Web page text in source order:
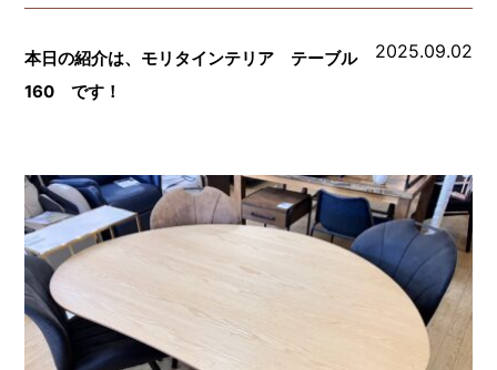
2025.09.02
本日の紹介は、モリタインテリア テーブル
160 です！